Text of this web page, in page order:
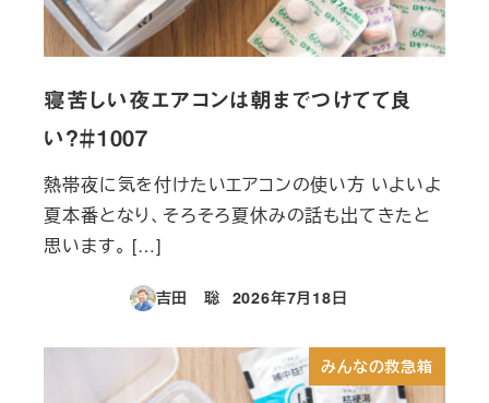
寝苦しい夜エアコンは朝までつけてて良
い？＃1007
熱帯夜に気を付けたいエアコンの使い方 いよいよ
夏本番となり、そろそろ夏休みの話も出てきたと
思います。 […]
吉田 聡
投稿日
2026年7月18日
みんなの救急箱